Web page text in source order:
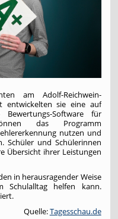
am Adolf-Reichwein-
entwickelten sie eine auf
Bewertungs-Software für
das Programm
nutzen und
Schüler und Schülerinnen
Übersicht ihrer Leistungen
in herausragender Weise
helfen kann.
Quelle:Tagesschau.de